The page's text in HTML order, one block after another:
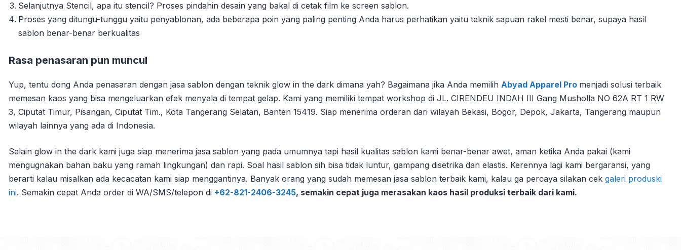
Selanjutnya Stencil, apa itu stencil? Proses pindahin desain yang bakal di cetak film ke screen sablon.
Proses yang ditungu-tunggu yaitu penyablonan, ada beberapa poin yang paling penting Anda harus perhatikan yaitu teknik sapuan rakel mesti benar, supaya hasil
sablon benar-benar berkualitas
Rasa penasaran pun muncul
Yup, tentu dong Anda penasaran dengan jasa sablon dengan teknik glow in the dark dimana yah? Bagaimana jika Anda memilih Abyad Apparel Pro menjadi solusi terbaik
memesan kaos yang bisa mengeluarkan efek menyala di tempat gelap. Kami yang memiliki tempat workshop di JL. CIRENDEU INDAH III Gang Musholla NO 62A RT 1 RW
3, Ciputat Timur, Pisangan, Ciputat Tim., Kota Tangerang Selatan, Banten 15419. Siap menerima orderan dari wilayah Bekasi, Bogor, Depok, Jakarta, Tangerang maupun
wilayah lainnya yang ada di Indonesia.
Selain glow in the dark kami juga siap menerima jasa sablon yang pada umumnya tapi hasil kualitas sablon kami benar-benar awet, aman ketika Anda pakai (kami
mengugnakan bahan baku yang ramah lingkungan) dan rapi. Soal hasil sablon sih bisa tidak luntur, gampang disetrika dan elastis. Kerennya lagi kami bergaransi, yang
berarti kalau misalkan ada kecacatan kami siap menggantinya. Banyak orang yang sudah memesan jasa sablon terbaik kami, kalau ga percaya silakan cek galeri produski
ini. Semakin cepat Anda order di WA/SMS/telepon di +62-821-2406-3245, semakin cepat juga merasakan kaos hasil produksi terbaik dari kami.